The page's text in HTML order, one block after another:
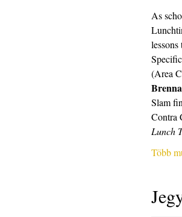
As
(Area
Slam
Contra
Lunch
Több